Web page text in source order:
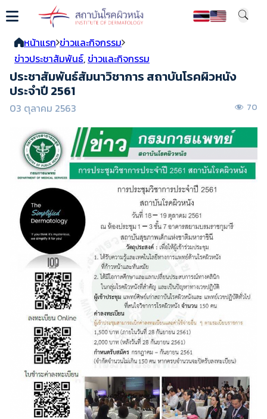
หน้าแรก ข่าวและกิจกรรม
ข่าวประชาสัมพันธ์,ข่าวและกิจกรรม
ประชาสัมพันธ์สัมนาวิชาการ สถาบันโรคผิวหนัง
ประจำปี 2561
03 ตุลาคม 2563 70